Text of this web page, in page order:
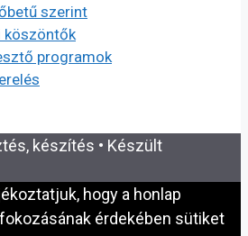
szerint
köszöntők
programok
készítés • Készült
hogy a honlap
érdekében sütiket